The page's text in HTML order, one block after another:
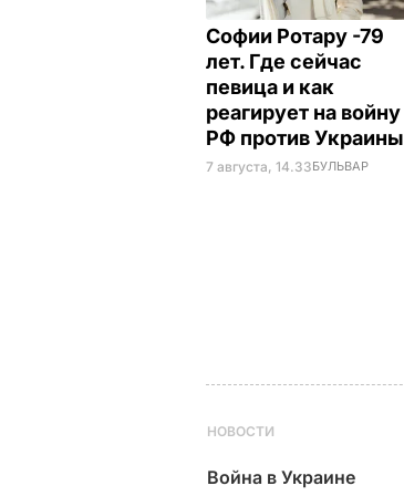
Софии Ротару -79
лет. Где сейчас
певица и как
реагирует на войну
РФ против Украины
7 августа, 14.33БУЛЬВАР
НОВОСТИ
Война в Украине